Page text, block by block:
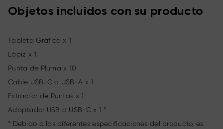
Objetos incluidos con su producto
Tableta Gráfica x 1
Lápiz x 1
Punta de Pluma x 10
Cable USB-C a USB-A x 1
Extractor de Puntas x 1
Adaptador USB a USB-C x 1 *
* Debido a las diferentes especificaciones del producto, es